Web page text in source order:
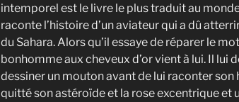
intemporel est le livre le plus traduit au
raconte l’histoire d’un aviateur qui a dû
du Sahara. Alors qu’il essaye de réparer le
bonhomme aux cheveux d’or vient à lui. Il lui
dessiner un mouton avant de lui raconter son
quitté son astéroïde et la rose excentrique et